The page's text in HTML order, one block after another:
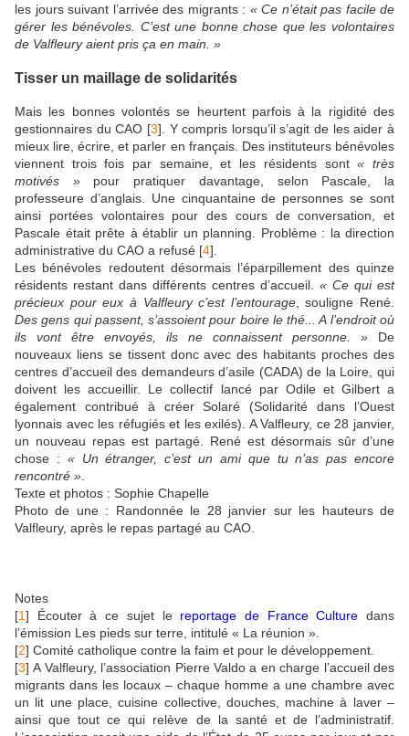
les jours suivant l’arrivée des migrants : « Ce n’était pas facile de
gérer les bénévoles. C’est une bonne chose que les volontaires
de Valfleury aient pris ça en main. »
Tisser un maillage de solidarités
Mais les bonnes volontés se heurtent parfois à la rigidité des
gestionnaires du CAO [3] . Y compris lorsqu’il s’agit de les aider à
mieux lire, écrire, et parler en français. Des instituteurs bénévoles
viennent trois fois par semaine, et les résidents sont« très
motivés »pour pratiquer davantage, selon Pascale, la
professeure d’anglais. Une cinquantaine de personnes se sont
ainsi portées volontaires pour des cours de conversation, et
Pascale était prête à établir un planning. Problème : la direction
administrative du CAO a refusé [4]
Les bénévoles redoutent désormais l’éparpillement des quinze
résidents restant dans différents centres d’accueil. « Ce qui est
précieux pour eux à Valfleury c’est l’entourage, souligne René.
Des gens qui passent, s’assoient pour boire le thé... A l’endroit où
ils vont être envoyés, ils ne connaissent personne. » De
nouveaux liens se tissent donc avec des habitants proches des
centres d’accueil des demandeurs d’asile (CADA) de la Loire, qui
doivent les accueillir. Le collectif lancé par Odile et Gilbert a
également contribué à créer Solaré (Solidarité dans l’Ouest
lyonnais avec les réfugiés et les exilés). A Valfleury, ce 28 janvier,
un nouveau repas est partagé. René est désormais sûr d’une
chose : « Un étranger, c’est un ami que tu n’as pas encore
rencontré »
Texte et photos : Sophie Chapelle
Photo de une : Randonnée le 28 janvier sur les hauteurs de
Valfleury, après le repas partagé au CAO.
Notes
[1] Écouter à ce sujet le reportage de France Culture dans
l’émission Les pieds sur terre, intitulé « La réunion ».
[2] Comité catholique contre la faim et pour le développement.
[3]A Valfleury, l’association Pierre Valdo a en charge l’accueil des
migrants dans les locaux – chaque homme a une chambre avec
un lit une place, cuisine collective, douches, machine à laver –
ainsi que tout ce qui relève de la santé et de l’administratif.